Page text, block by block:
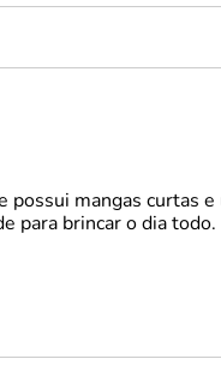
mangas curtas
para brincar o dia